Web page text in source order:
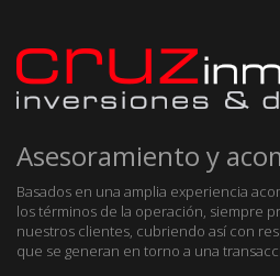
Asesoramiento y
Basados en una amplia experiencia
los términos de la operación, siempre
nuestros clientes, cubriendo así con
que se generan en torno a una